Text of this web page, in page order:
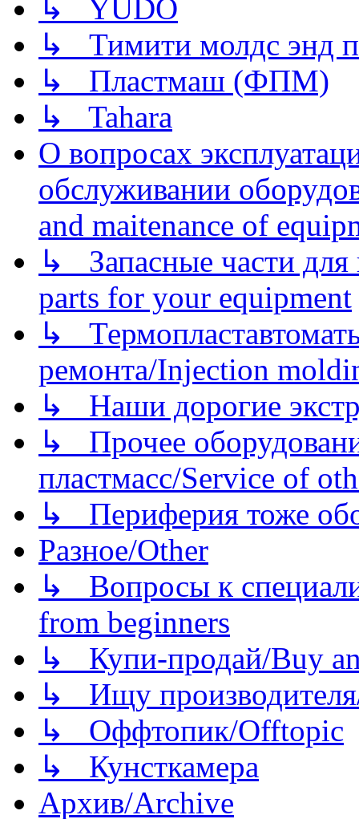
↳ YUDO
↳ Тимити молдс энд
↳ Пластмаш (ФПМ)
↳ Tahara
О вопросах
обслуживании
and maitenance of
↳ Запасные части для
parts for your equipment
↳
ремонта/Injection
↳ Наши дорогие
↳ Прочее
пластмасс/Service of
↳ Периферия тоже
Разное/Other
↳ Вопросы к
from beginners
↳ Купи-продай/Buy
↳ Ищу
↳ Оффтопик/Offtopic
↳ Кунсткамера
Архив/Archive